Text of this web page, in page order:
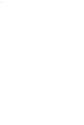
ノート
スタートガイ
Cluster